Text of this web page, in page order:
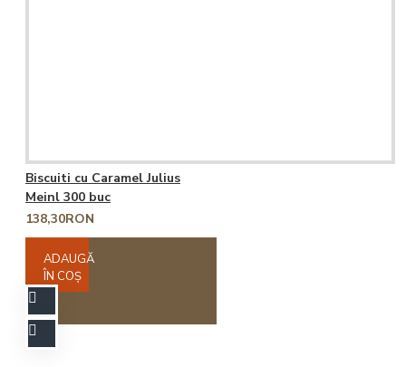
Biscuiti cu Caramel Julius
Meinl 300 buc
138,30RON
ADAUGĂ
ÎN COŞ